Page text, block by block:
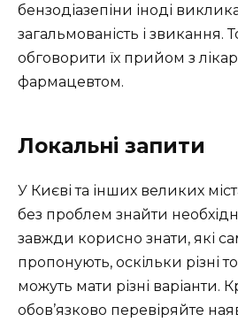
бензодіазепіни іноді
загальмованість і звикання.
обговорити їх прийом з
фармацевтом.
Локальні запити
У Києві та інших великих
без проблем знайти
завжди корисно знати, які
пропонують, оскільки різні
можуть мати різні варіанти.
обов’язково перевіряйте